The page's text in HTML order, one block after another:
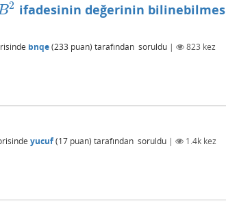
2
2 ifadesinin değerinin
bnqe(233 puan) tarafından soruldu | 823 kez
yucuf(17 puan) tarafından soruldu | 1.4k kez